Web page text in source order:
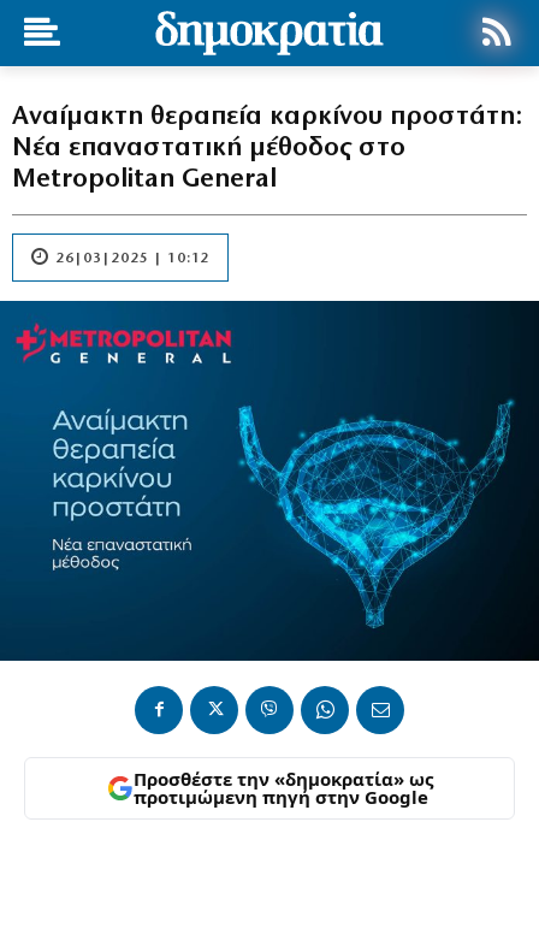
Αναίμακτη θεραπεία καρκίνου προστάτη:
Νέα επαναστατική μέθοδος στο
Metropolitan General
26|03|2025 | 10:12
Προσθέστε την «δημοκρατία» ως
προτιμώμενη πηγή στην Google